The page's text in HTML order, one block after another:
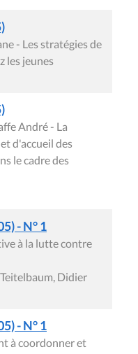
- Les stratégies de
les jeunes
André - La
d'accueil des
le cadre des
- N° 1
à la lutte contre
Didier
- N° 1
à coordonner et